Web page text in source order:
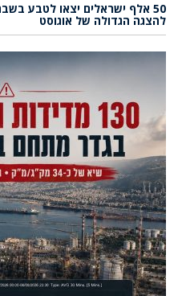
50 אלף ישראלים יצאו לטבע
להצגה הגדולה של אוגוסט